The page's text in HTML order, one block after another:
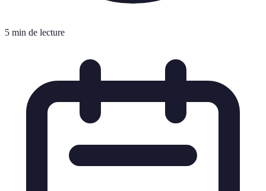
5 min de lecture